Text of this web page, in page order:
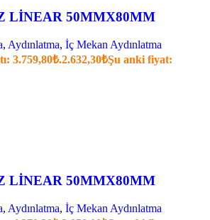
LİNEAR 50MMX80MM
, Aydınlatma, İç Mekan Aydınlatma
3.759,80₺.2.632,30₺Şu anki fiyat:
LİNEAR 50MMX80MM
, Aydınlatma, İç Mekan Aydınlatma